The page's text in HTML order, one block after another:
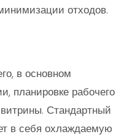
отходов.
в основном
планировке рабочего
Стандартный
в себя охлаждаемую